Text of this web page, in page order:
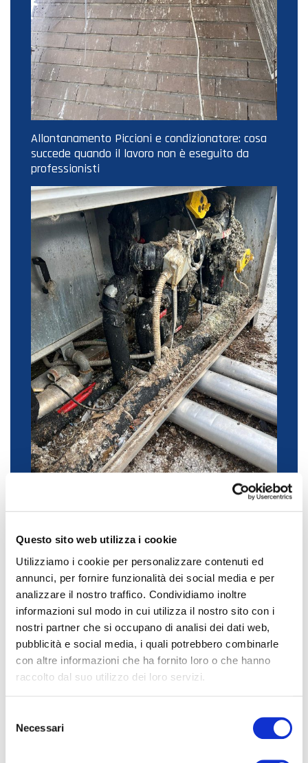
Questo sito web utilizza i cookie
Utilizziamo i cookie per personalizzare contenuti ed
annunci, per fornire funzionalità dei social media e per
analizzare il nostro traffico. Condividiamo inoltre
informazioni sul modo in cui utilizza il nostro sito con i
nostri partner che si occupano di analisi dei dati web,
pubblicità e social media, i quali potrebbero combinarle
con altre informazioni che ha fornito loro o che hanno
raccolto dal suo utilizzo dei loro servizi.
Necessari
Allontanamento Piccioni e condizionatore: cosa
succede quando il lavoro non è eseguito da
professionisti
Quando tornerai dalle vacanze… chi avrà abitato
la tua casa o la tua azienda ? Foto
testimonianza e allontanamento volatili
necessario
WRITE A REPLY OR COMMENT
obbligatori sono contrassegnati